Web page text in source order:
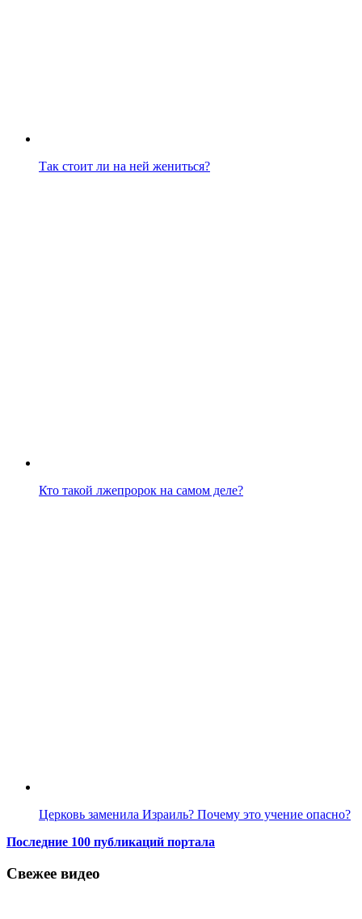
Так стоит ли на ней жениться?
Кто такой лжепророк на самом деле?
Церковь заменила Израиль? Почему это учение опасно?
Последние 100 публикаций портала
Свежее видео